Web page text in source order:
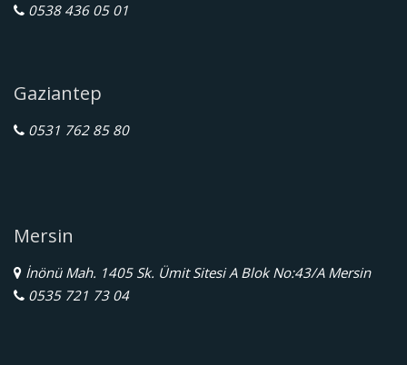
0538 436 05 01
Gaziantep
0531 762 85 80
Mersin
İnönü Mah. 1405 Sk. Ümit Sitesi A Blok No:43/A Mersin
0535 721 73 04